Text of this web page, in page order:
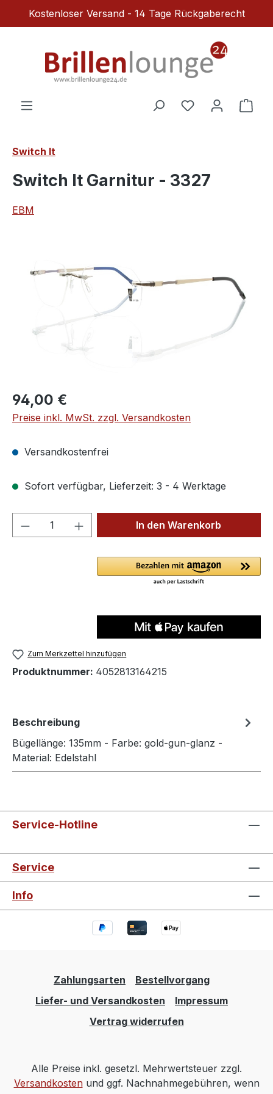
Zum Hauptinhalt springen
Kostenloser Versand - 14 Tage Rückgaberecht
Du hast 0
Switch It
Switch It Garnitur - 3327
EBM
Regulärer Preis:
94,00 €
Preise inkl. MwSt. zzgl. Versandkosten
Versandkostenfrei
Sofort verfügbar, Lieferzeit: 3 - 4 Werktage
Produkt Anzahl: Gib denIn den Warenkorb
Zum Merkzettel hinzufügen
Produktnummer: 4052813164215
Beschreibung
Bügellänge: 135mm - Farbe: gold-gun-glanz -
Material: Edelstahl
Service-Hotline
Service
Info
Zahlungsarten
Bestellvorgang
Liefer- und Versandkosten
Impressum
Vertrag widerrufen
Alle Preise inkl. gesetzl. Mehrwertsteuer zzgl.
Versandkostenund ggf. Nachnahmegebühren, wenn